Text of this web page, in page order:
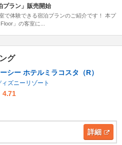
プラン」販売開始
で体験できる宿泊プランのご紹介です！ 本プ
」の客室に...
グ
シー ホテルミラコスタ（R）
ズニーリゾート
4.71
詳細